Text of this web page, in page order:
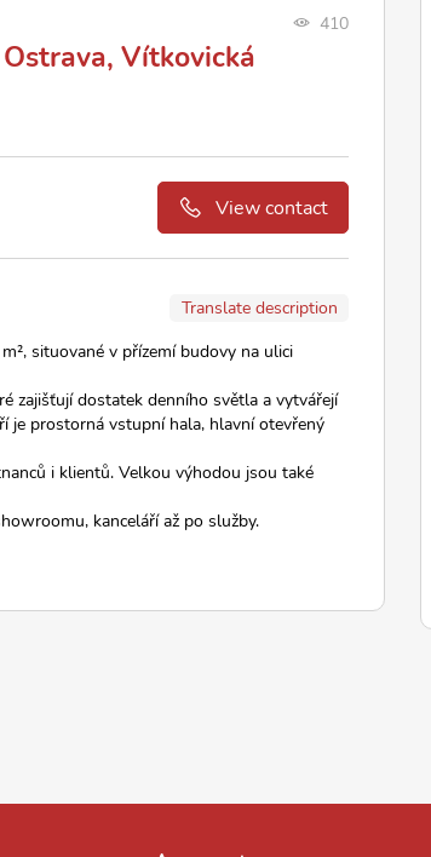
410
Vítkovická
View contact
Translate description
situované v přízemí budovy na ulici
zajišťují dostatek denního světla a vytvářejí
je prostorná vstupní hala, hlavní otevřený
i klientů. Velkou výhodou jsou také
kanceláří až po služby.